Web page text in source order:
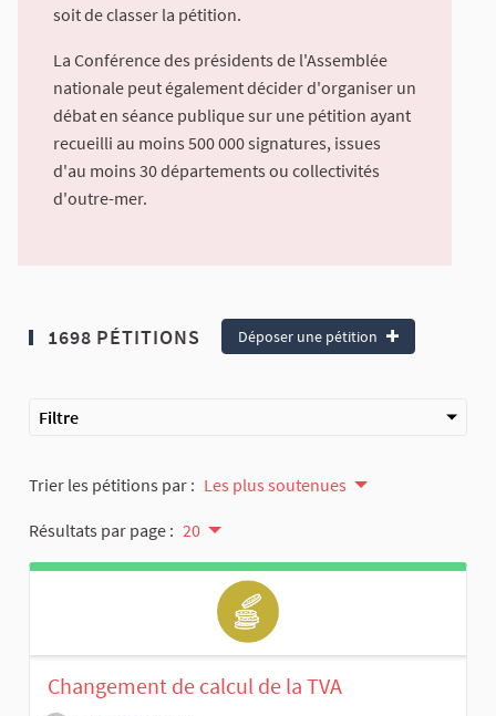
soit de classer la pétition.
La Conférence des présidents de l'Assemblée
nationale peut également décider d'organiser un
débat en séance publique sur une pétition ayant
recueilli au moins 500 000 signatures, issues
d'au moins 30 départements ou collectivités
d'outre-mer.
1698 PÉTITIONS Déposer une pétition
Filtre
Trier les pétitions par : Les plus soutenues
Résultats par page : 20
Changement de calcul de la TVA